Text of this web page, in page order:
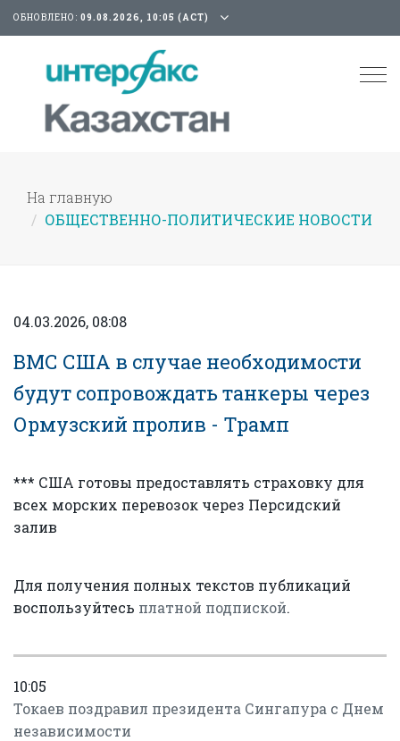
ОБНОВЛЕНО: 09.08.2026, 10:05 (АСТ)
На главную
ОБЩЕСТВЕННО-ПОЛИТИЧЕСКИЕ НОВОСТИ
04.03.2026, 08:08
ВМС США в случае необходимости
будут сопровождать танкеры через
Ормузский пролив - Трамп
*** США готовы предоставлять страховку для
всех морских перевозок через Персидский
залив
Для получения полных текстов публикаций
воспользуйтесь платной подпиской.
10:05
Токаев поздравил президента Сингапура с Днем
независимости